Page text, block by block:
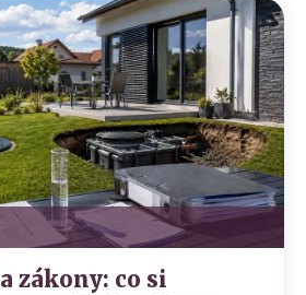
zákony: co si